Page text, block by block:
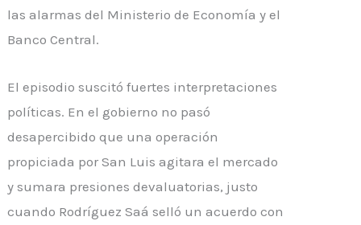
las alarmas del Ministerio de Economía y el
Banco Central.
El episodio suscitó fuertes interpretaciones
políticas. En el gobierno no pasó
desapercibido que una operación
propiciada por San Luis agitara el mercado
y sumara presiones devaluatorias, justo
cuando Rodríguez Saá selló un acuerdo con